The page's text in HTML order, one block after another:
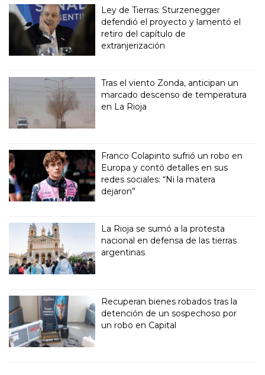
Ley de Tierras: Sturzenegger
defendió el proyecto y lamentó el
retiro del capítulo de
extranjerización
Tras el viento Zonda, anticipan un
marcado descenso de temperatura
en La Rioja
Franco Colapinto sufrió un robo en
Europa y contó detalles en sus
redes sociales: “Ni la matera
dejaron”
La Rioja se sumó a la protesta
nacional en defensa de las tierras
argentinas
Recuperan bienes robados tras la
detención de un sospechoso por
un robo en Capital